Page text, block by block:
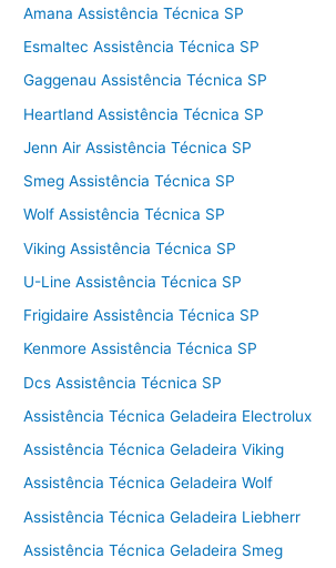
Amana Assistência Técnica SP
Esmaltec Assistência Técnica SP
Gaggenau Assistência Técnica SP
Heartland Assistência Técnica SP
Jenn Air Assistência Técnica SP
Smeg Assistência Técnica SP
Wolf Assistência Técnica SP
Viking Assistência Técnica SP
U-Line Assistência Técnica SP
Frigidaire Assistência Técnica SP
Kenmore Assistência Técnica SP
Dcs Assistência Técnica SP
Assistência Técnica Geladeira Electrolux
Assistência Técnica Geladeira Viking
Assistência Técnica Geladeira Wolf
Assistência Técnica Geladeira Liebherr
Assistência Técnica Geladeira Smeg